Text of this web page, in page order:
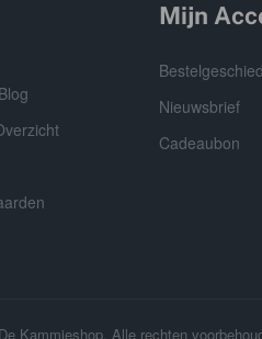
Mijn
Nieuwsbrief
Cadeaubon
Kammieshop, Alle rechten